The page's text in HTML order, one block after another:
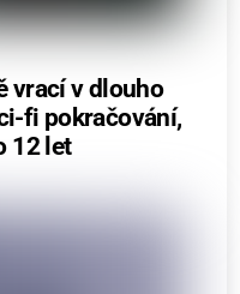
vrací v dlouho
fi pokračování,
12 let